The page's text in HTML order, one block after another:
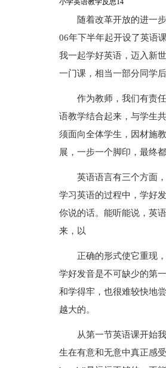
小学英语教学反思14
随着改革开放的进一
06年下半年起开设了英语
我一起学好英语，迈入新
一门课，相当一部分同学
作为教师，我们有责
语教学结合起来，与学生
须面向全体学生，因材施
展，一步一个脚印，最终都
英语语言有三个方面
学习英语的过程中，学好
你说的话。能听能说，英
来，以
正确的形式使它重现
学好发音是不可缺少的第
和学得牢，也很难较快地
越大的。
从第一节英语课开始
生在有意和无意中真正感